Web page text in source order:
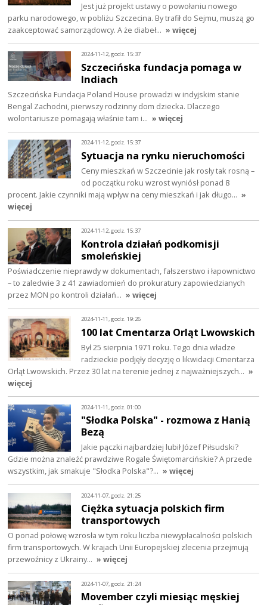
Jest już projekt ustawy o powołaniu nowego
parku narodowego, w pobliżu Szczecina. By trafił do Sejmu, muszą go
zaakceptować samorządowcy. A że diabeł… » więcej
2024-11-12, godz. 15:37
Szczecińska fundacja pomaga w
Indiach
Szczecińska Fundacja Poland House prowadzi w indyjskim stanie
Bengal Zachodni, pierwszy rodzinny dom dziecka. Dlaczego
wolontariusze pomagają właśnie tam i… » więcej
2024-11-12, godz. 15:37
Sytuacja na rynku nieruchomości
Ceny mieszkań w Szczecinie jak rosły tak rosną –
od początku roku wzrost wyniósł ponad 8
procent. Jakie czynniki mają wpływ na ceny mieszkań i jak długo… »
więcej
2024-11-12, godz. 15:37
Kontrola działań podkomisji
smoleńskiej
Poświadczenie nieprawdy w dokumentach, fałszerstwo i łapownictwo
– to zaledwie 3 z 41 zawiadomień do prokuratury zapowiedzianych
przez MON po kontroli działań… » więcej
2024-11-11, godz. 19:26
100 lat Cmentarza Orląt Lwowskich
Był 25 sierpnia 1971 roku. Tego dnia władze
radzieckie podjęły decyzję o likwidacji Cmentarza
Orląt Lwowskich. Przez 30 lat na terenie jednej z najważniejszych… »
więcej
2024-11-11, godz. 01:00
"Słodka Polska" - rozmowa z Hanią
Bezą
Jakie pączki najbardziej lubił Józef Piłsudski?
Gdzie można znaleźć prawdziwe Rogale Świętomarcińskie? A przede
wszystkim, jak smakuje "Słodka Polska"?… » więcej
2024-11-07, godz. 21:25
Ciężka sytuacja polskich firm
transportowych
O ponad połowę wzrosła w tym roku liczba niewypłacalności polskich
firm transportowych. W krajach Unii Europejskiej zlecenia przejmują
przewoźnicy z Ukrainy… » więcej
2024-11-07, godz. 21:24
Movember czyli miesiąc męskiej